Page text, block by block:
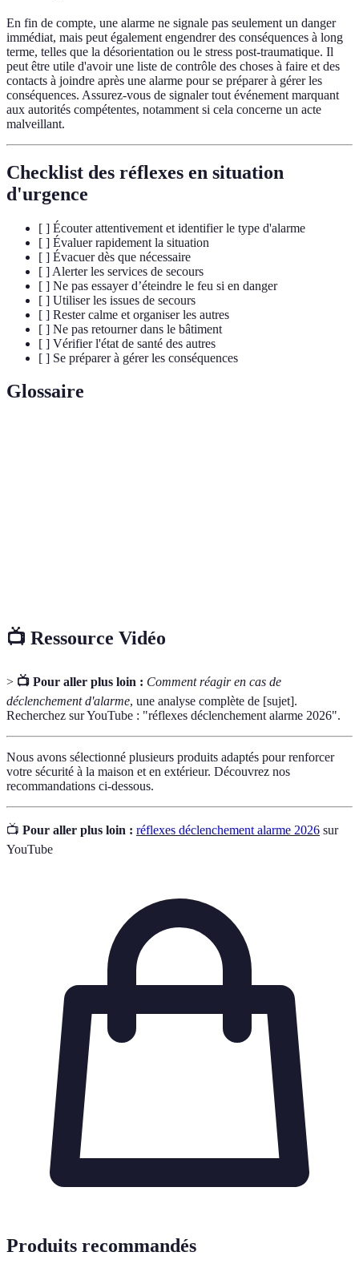
En fin de compte, une alarme ne signale pas seulement un danger
immédiat, mais peut également engendrer des conséquences à long
terme, telles que la désorientation ou le stress post-traumatique. Il
peut être utile d'avoir une liste de contrôle des choses à faire et des
contacts à joindre après une alarme pour se préparer à gérer les
conséquences. Assurez-vous de signaler tout événement marquant
aux autorités compétentes, notamment si cela concerne un acte
malveillant.
Checklist des réflexes en situation
d'urgence
[ ] Écouter attentivement et identifier le type d'alarme
[ ] Évaluer rapidement la situation
[ ] Évacuer dès que nécessaire
[ ] Alerter les services de secours
[ ] Ne pas essayer d’éteindre le feu si en danger
[ ] Utiliser les issues de secours
[ ] Rester calme et organiser les autres
[ ] Ne pas retourner dans le bâtiment
[ ] Vérifier l'état de santé des autres
[ ] Se préparer à gérer les conséquences
Glossaire
📺 Ressource Vidéo
> 📺 Pour aller plus loin : Comment réagir en cas de
déclenchement d'alarme, une analyse complète de [sujet].
Recherchez sur YouTube : "réflexes déclenchement alarme 2026".
Nous avons sélectionné plusieurs produits adaptés pour renforcer
votre sécurité à la maison et en extérieur. Découvrez nos
recommandations ci-dessous.
📺 Pour aller plus loin : réflexes déclenchement alarme 2026 sur
YouTube
Produits recommandés